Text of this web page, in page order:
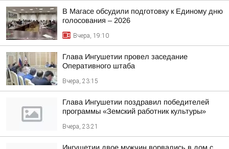
В Магасе обсудили подготовку к Единому дню
голосования – 2026
Вчера, 19:10
Глава Ингушетии провел заседание
Оперативного штаба
Вчера, 23:15
Глава Ингушетии поздравил победителей
программы «Земский работник культуры»
Вчера, 23:21